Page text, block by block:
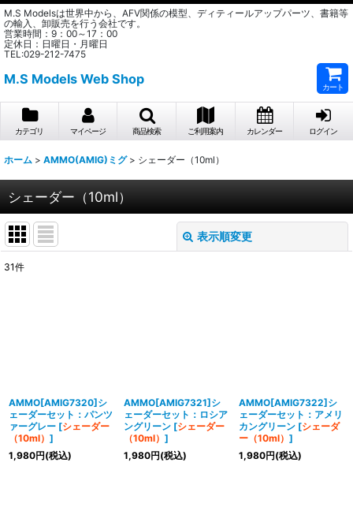
M.S Modelsは世界中から、AFV関係の模型、ディティールアップパーツ、書籍等
の輸入、卸販売を行う会社です。
営業時間：9：00～17：00
定休日：日曜日・月曜日
TEL:029-212-7475
M.S Models Web Shop
カート
カテゴリ マイページ 商品検索 ご利用案内 カレンダー ログイン
ホーム > AMMO(AMIG)ミグ > シェーダー（10ml）
シェーダー（10ml）
表示順変更
絞り込む
31件
AMMO[AMIG7320]シ
ェーダーセット：パンツ
ァーグレー [シェーダー
（10ml） ]
1,980円(税込)
AMMO[AMIG7321]シ
ェーダーセット：ロシア
ングリーン [シェーダー
（10ml） ]
1,980円(税込)
AMMO[AMIG7322]シ
ェーダーセット：アメリ
カングリーン [シェーダ
ー（10ml） ]
1,980円(税込)